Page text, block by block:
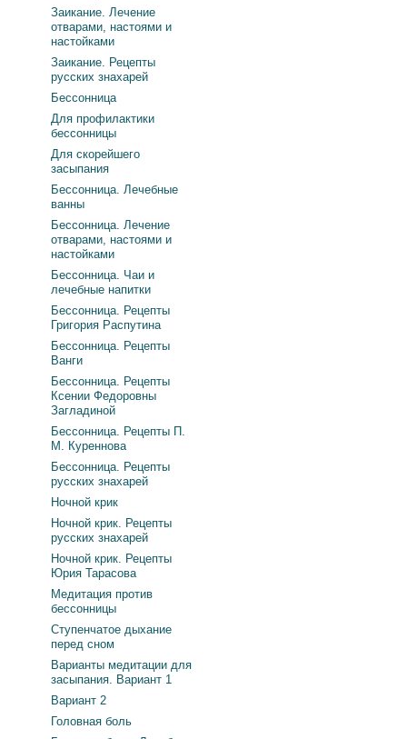
Заикание. Лечение
отварами, настоями и
настойками
Заикание. Рецепты
русских знахарей
Бессонница
Для профилактики
бессонницы
Для скорейшего
засыпания
Бессонница. Лечебные
ванны
Бессонница. Лечение
отварами, настоями и
настойками
Бессонница. Чаи и
лечебные напитки
Бессонница. Рецепты
Григория Распутина
Бессонница. Рецепты
Ванги
Бессонница. Рецепты
Ксении Федоровны
Загладиной
Бессонница. Рецепты П.
М. Куреннова
Бессонница. Рецепты
русских знахарей
Ночной крик
Ночной крик. Рецепты
русских знахарей
Ночной крик. Рецепты
Юрия Тарасова
Медитация против
бессонницы
Ступенчатое дыхание
перед сном
Варианты медитации для
засыпания. Вариант 1
Вариант 2
Головная боль